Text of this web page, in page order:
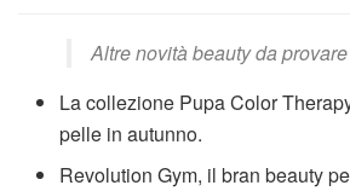
Altre novità beauty da
La collezione Pupa Color
pelle in autunno.
Revolution Gym, il bran beauty